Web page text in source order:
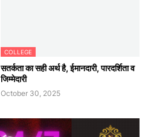
COLLEGE
सतर्कता का सही अर्थ है, ईमानदारी, पारदर्शिता व
जिम्मेदारी
October 30, 2025